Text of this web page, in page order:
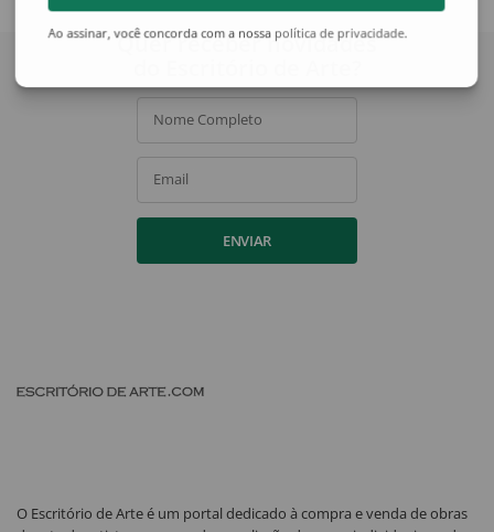
Ao assinar, você concorda com a nossa política de privacidade.
Quer receber novidades
Nome Completo
Email
ENVIAR
O Escritório de Arte é um portal dedicado à compra e venda de obras